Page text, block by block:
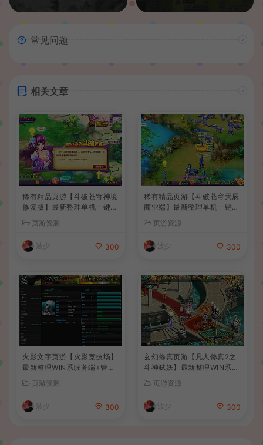
常见问题
相关文章
稀有精品页游【斗破苍穹神境
修复版】最新整理单机一键即
玩镜像端+Linux手工服务端
+管理后台+详细搭建教程
页游资源
波少 300
稀有精品页游【斗破苍穹天辰
商业端】最新整理单机一键即
玩镜像端+Linux手工服务端
+管理后台+详细搭建教程+视
频教程
页游资源
波少 300
火影文字页游【火影竞技场】
最新整理WIN系服务端+管理
后台+详细搭建教程
页游资源
波少 300
玄幻修真页游【凡人修真2之
斗神弑妖】最新整理WIN系服
务端+GM工具+详细搭建教程
+外网教程
页游资源
波少 300